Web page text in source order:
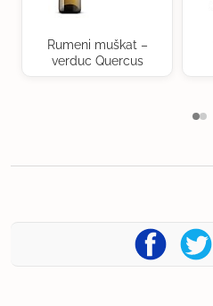
Rumeni muškat –
verduc Quercus